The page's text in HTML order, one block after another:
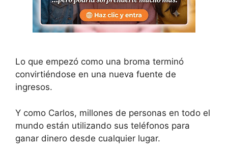
Lo que empezó como una broma terminó
convirtiéndose en una nueva fuente de
ingresos.
Y como Carlos, millones de personas en todo el
mundo están utilizando sus teléfonos para
ganar dinero desde cualquier lugar.